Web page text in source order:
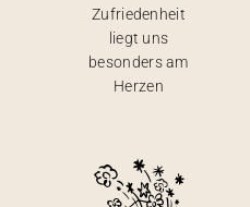
Zufriedenheit
liegt uns
besonders am
Herzen